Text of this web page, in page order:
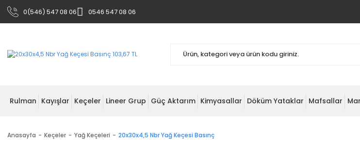
0(546) 547 08 06 0546 547 08 06
Rulman Kayışlar Keçeler Lineer Grup Güç Aktarım Kimyasallar Döküm Yataklar Mafsallar
Anasayfa Keçeler Yağ Keçeleri 20x30x4,5 Nbr Yağ Keçesi Basınç